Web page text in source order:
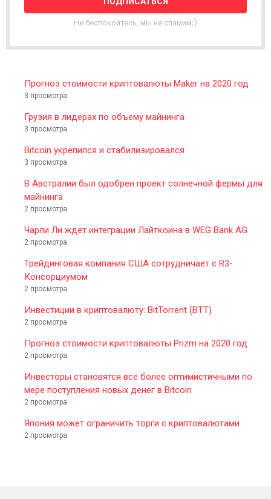
T
R
Не беспокойтесь, мы не спамим;)
Прогноз стоимости криптовалюты Maker на 2020 год
3 просмотра
Грузия в лидерах по объему майнинга
3 просмотра
Bitcoin укрепился и стабилизировался
3 просмотра
В Австралии был одобрен проект солнечной фермы для
майнинга
2 просмотра
Чарли Ли ждет интеграции Лайткоина в WEG Bank AG
2 просмотра
Трейдинговая компания США сотрудничает с R3-
Консорциумом
2 просмотра
Инвестиции в криптовалюту: BitTorrent (BTT)
2 просмотра
Прогноз стоимости криптовалюты Prizm на 2020 год
2 просмотра
Инвесторы становятся все более оптимистичными по
мере поступления новых денег в Bitcoin
2 просмотра
Япония может ограничить торги с криптовалютами
2 просмотра